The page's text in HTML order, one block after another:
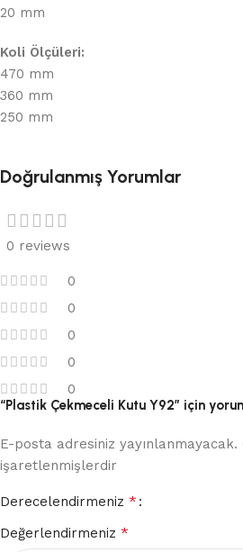
20 mm
Koli Ölçüleri:
470 mm
360 mm
250 mm
Doğrulanmış Yorumlar
0 reviews
0
0
0
0
0
“Plastik Çekmeceli Kutu Y92” için
E-posta adresiniz yayınlanmayacak.
işaretlenmişlerdir
Derecelendirmeniz *
Değerlendirmeniz *